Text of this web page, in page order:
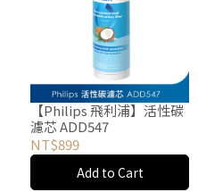
【Philips 飛利浦】活性碳
濾芯 ADD547
NT$899
Add to Cart